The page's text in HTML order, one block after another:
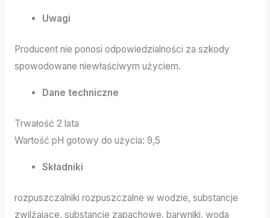
Uwagi
Producent nie ponosi odpowiedzialności za szkody
spowodowane niewłaściwym użyciem.
Dane techniczne
Trwałość 2 lata
Wartość pH gotowy do użycia: 9,5
Składniki
rozpuszczalniki rozpuszczalne w wodzie, substancje
zwilżające, substancje zapachowe, barwniki, woda